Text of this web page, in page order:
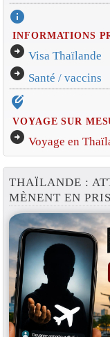
info
INFORMATIONS
arrow_circle_right Visa Thaïlande
arrow_circle_right Santé / vaccins
edit_location_alt
VOYAGE SUR
arrow_circle_right Voyage en
THAÏLANDE :
MÈNENT EN